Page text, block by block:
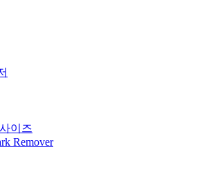
이즈
Remover